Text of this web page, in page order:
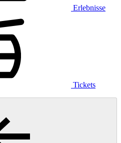
Erlebnisse
Tickets